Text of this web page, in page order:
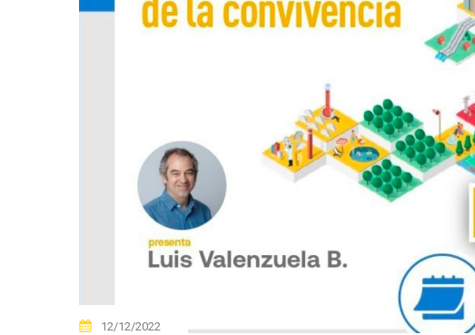
12/12/2022